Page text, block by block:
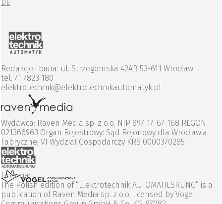
DE
Redakcje i biura: ul. Strzegomska 42AB 53-611 Wrocław
tel. 71 7823 180
elektrotechnik@elektrotechnikautomatyk.pl
Wydawca: Raven Media sp. z o.o. NIP 897-17-67-168 REGON
021366963 Organ Rejestrowy: Sąd Rejonowy dla Wrocławia
Fabrycznej VI Wydział Gospodarczy KRS 0000370285
Licencja:
The Polish edition of “Elektrotechnik AUTOMATIESRUNG” is a
publication of Raven Media sp. z o.o. licensed by Vogel